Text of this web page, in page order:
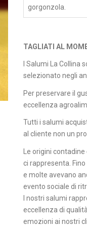
gorgonzola.
TAGLIATI AL
I Salumi La Collina
selezionato negli
Per preservare il
eccellenza
Tutti i salumi
al cliente non un
Le origini
ci rappresenta.
e molte avevano
evento sociale di
I nostri salumi
eccellenza di
emozioni ai nostri